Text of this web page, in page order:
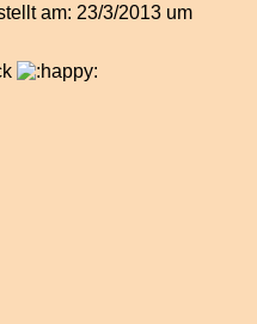
am: 23/3/2013 um